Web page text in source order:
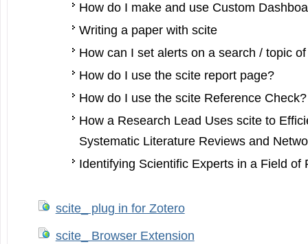
How do I make and use Custom
Writing a paper with scite
How can I set alerts on a search / topic
How do I use the scite report page?
How do I use the scite Reference Check?
How a Research Lead Uses scite to
Systematic Literature Reviews and
Identifying Scientific Experts in a Field of
scite_ plug in for Zotero
scite_ Browser Extension